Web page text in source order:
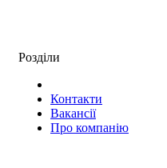
Розділи
Контакти
Вакансії
Про компанію